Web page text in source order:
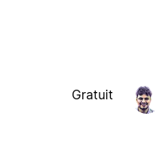
Gratuit